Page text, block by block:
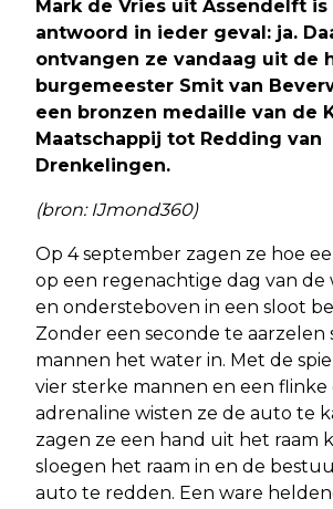
Mark de Vries uit Assendelft is
antwoord in ieder geval: ja.
ontvangen ze vandaag uit de
burgemeester Smit van
een bronzen medaille van de
Maatschappij tot Redding van
Drenkelingen.
(bron: IJmond360)
Op 4 september zagen ze hoe
op een regenachtige dag van de
en ondersteboven in een sloot
Zonder een seconde te aarzelen
mannen het water in. Met de
vier sterke mannen en een flinke
adrenaline wisten ze de auto te
zagen ze een hand uit het raam
sloegen het raam in en de
auto te redden. Een ware